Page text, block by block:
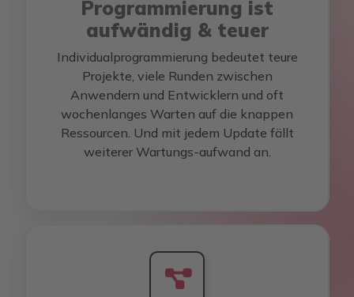
Programmierung ist
aufwändig & teuer
Individualprogrammierung bedeutet teure
Projekte, viele Runden zwischen
Anwendern und Entwicklern und oft
wochenlanges Warten auf die knappen
Ressourcen. Und mit jedem Update fällt
weiterer Wartungs-aufwand an.